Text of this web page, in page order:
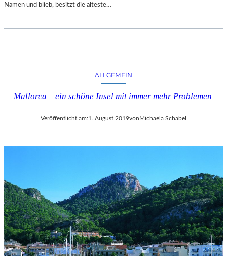
N
U
D
L
I
N
T
H
Namen und blieb, besitzt die älteste…
ALLGEMEIN
Mallorca – ein schöne Insel mit immer mehr Problemen
Veröffentlicht am:1. August 2019von Michaela Schabel